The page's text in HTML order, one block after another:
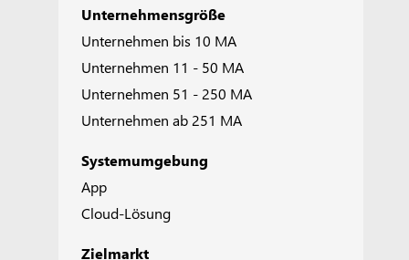
Unternehmensgröße
Unternehmen bis 10 MA
Unternehmen 11 - 50 MA
Unternehmen 51 - 250 MA
Unternehmen ab 251 MA
Systemumgebung
App
Cloud-Lösung
Zielmarkt